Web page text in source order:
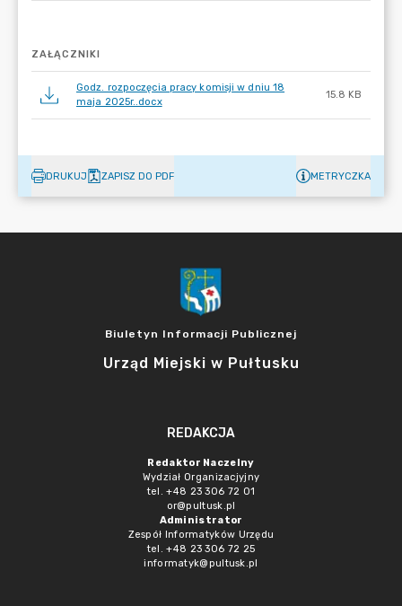
ZAŁĄCZNIKI
Godz. rozpoczęcia pracy komisji w dniu 18
maja 2025r..docx
15.8 KB
DRUKUJ ZAPISZ DO PDF METRYCZKA
Biuletyn Informacji Publicznej
Urząd Miejski w Pułtusku
REDAKCJA
Redaktor Naczelny
Wydział Organizacjyjny
tel. +48 23 306 72 01
or@pultusk.pl
Administrator
Zespół Informatyków Urzędu
tel. +48 23 306 72 25
informatyk@pultusk.pl